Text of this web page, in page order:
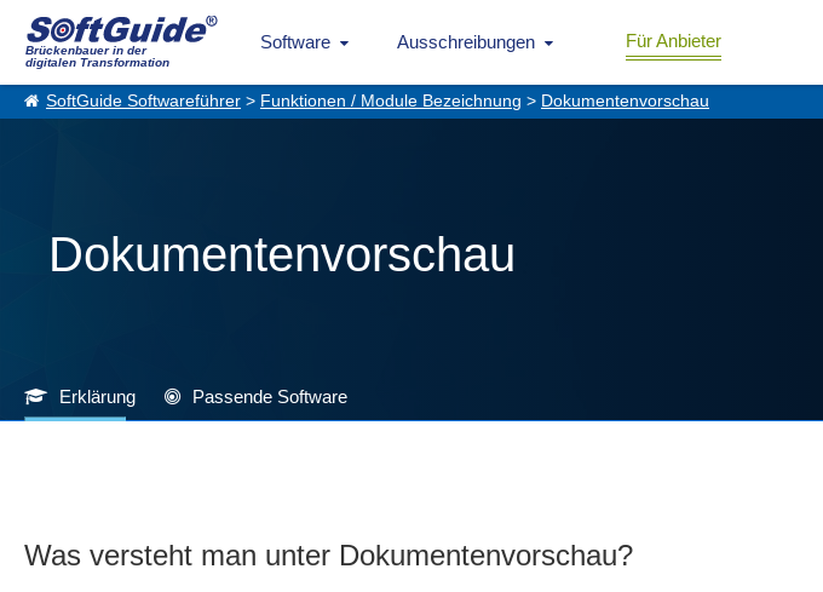
Brückenbauer in der
digitalen Transformation
Software Ausschreibungen Für Anbieter
SoftGuide Softwareführer > Funktionen / Module Bezeichnung > Dokumentenvorschau
Dokumentenvorschau
Erklärung Passende Software
Was versteht man unter Dokumentenvorschau?